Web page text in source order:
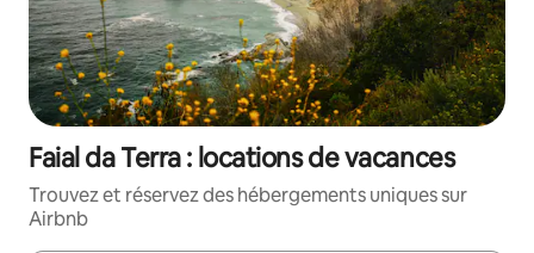
Faial da Terra : locations de vacances
Trouvez et réservez des hébergements uniques sur
Airbnb